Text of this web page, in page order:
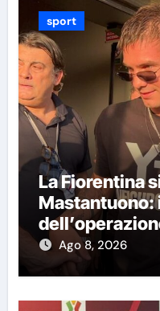
sport
La Fiorentina
Mastantuono:
Ago 8, 2026